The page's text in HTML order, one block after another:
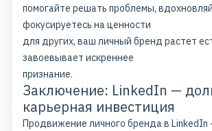
помогайте решать проблемы,
фокусируетесь на ценности
для других, ваш личный бренд растет
завоевывает искреннее
признание.
Заключение: LinkedIn —
карьерная инвестиция
Продвижение личного бренда в LinkedIn